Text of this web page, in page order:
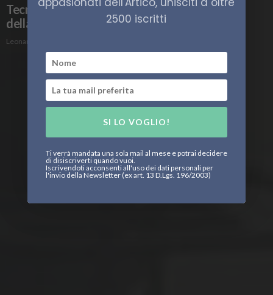
Tecnologia e innovazione per la svolta verde
della navigazione
Leonardo Parigi
2500 iscritti
SI LO VOGLIO!
Ti verrà mandata una sola mail al mese e potrai decidere
di disiscriverti quando vuoi.
Iscrivendoti acconsenti all'uso dei dati personali per
l'invio della Newsletter (ex art. 13 D.Lgs. 196/2003)